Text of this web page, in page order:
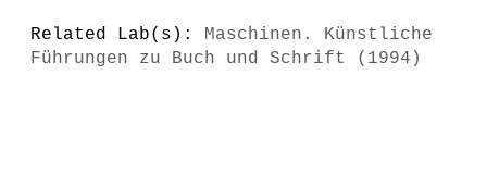
Related Lab(s): Maschinen. Künstliche
Führungen zu Buch und Schrift (1994)